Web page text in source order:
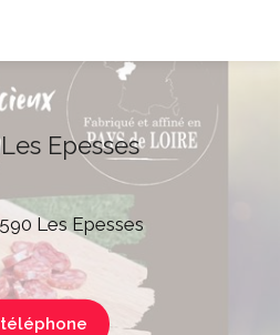
Epesses
Les Epesses